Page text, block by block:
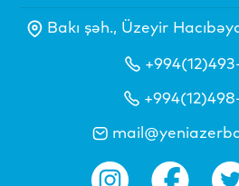
Bakı şəh., Üzeyir